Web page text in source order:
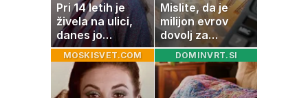
Pri 14 letih je
živela na ulici,
danes jo
občuduje ves
svet
Mislite, da je
milijon evrov
dovolj za
sanjsko
stanovanje? Te
številke so
šokirale Evropo
MOSKISVET.COM DOMINVRT.SI